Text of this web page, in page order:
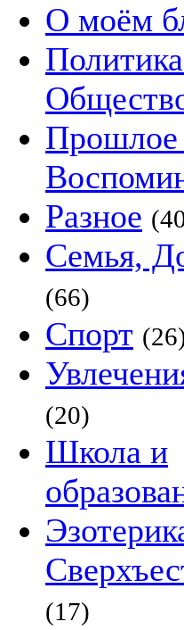
О моём
Прошлое
Разное
Семья,
(66)
Спорт
(20)
Школа и
(17)